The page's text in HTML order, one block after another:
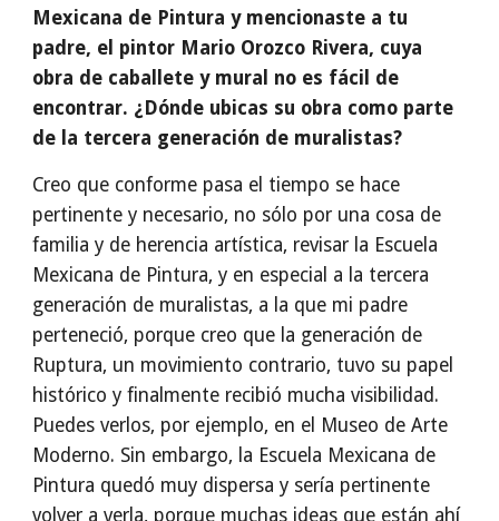
Mexicana de Pintura y mencionaste a tu
padre, el pintor Mario Orozco Rivera, cuya
obra de caballete y mural no es fácil de
encontrar. ¿Dónde ubicas su obra como parte
de la tercera generación de muralistas?
Creo que conforme pasa el tiempo se hace
pertinente y necesario, no sólo por una cosa de
familia y de herencia artística, revisar la Escuela
Mexicana de Pintura, y en especial a la tercera
generación de muralistas, a la que mi padre
perteneció, porque creo que la generación de
Ruptura, un movimiento contrario, tuvo su papel
histórico y finalmente recibió mucha visibilidad.
Puedes verlos, por ejemplo, en el Museo de Arte
Moderno. Sin embargo, la Escuela Mexicana de
Pintura quedó muy dispersa y sería pertinente
volver a verla, porque muchas ideas que están ahí